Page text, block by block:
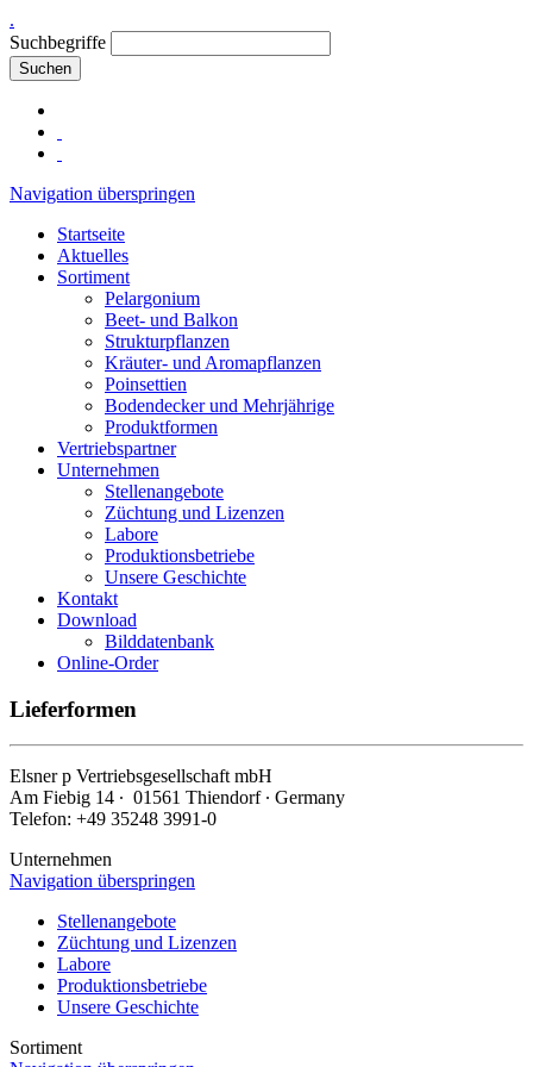
.
Suchbegriffe
Suchen
Navigation überspringen
Startseite
Aktuelles
Sortiment
Pelargonium
Beet- und Balkon
Strukturpflanzen
Kräuter- und Aromapflanzen
Poinsettien
Bodendecker und Mehrjährige
Produktformen
Vertriebspartner
Unternehmen
Stellenangebote
Züchtung und Lizenzen
Labore
Produktionsbetriebe
Unsere Geschichte
Kontakt
Download
Bilddatenbank
Online-Order
Lieferformen
Elsnerp Vertriebsgesellschaft mbH
Am Fiebig 14 ∙ 01561 Thiendorf ∙ Germany
Telefon: +49 35248 3991-0
Unternehmen
Navigation überspringen
Stellenangebote
Züchtung und Lizenzen
Labore
Produktionsbetriebe
Unsere Geschichte
Sortiment